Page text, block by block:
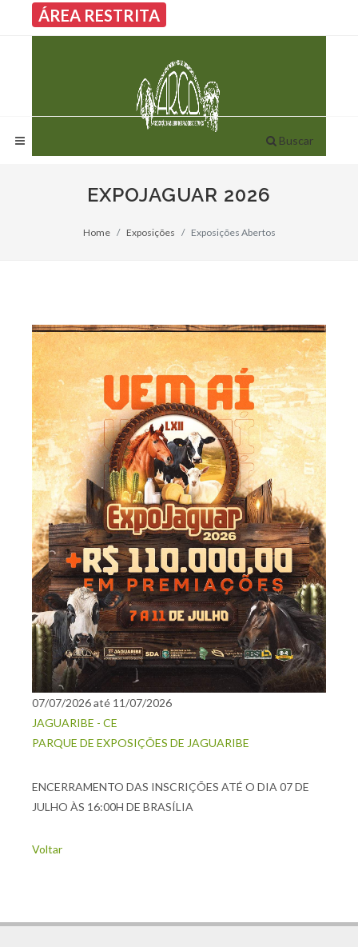
ÁREA RESTRITA
Buscar
EXPOJAGUAR 2026
Home Exposições Exposições Abertos
07/07/2026 até 11/07/2026
JAGUARIBE - CE
PARQUE DE EXPOSIÇÕES DE JAGUARIBE
ENCERRAMENTO DAS INSCRIÇÕES ATÉ O DIA 07 DE
JULHO ÀS 16:00H DE BRASÍLIA
Voltar